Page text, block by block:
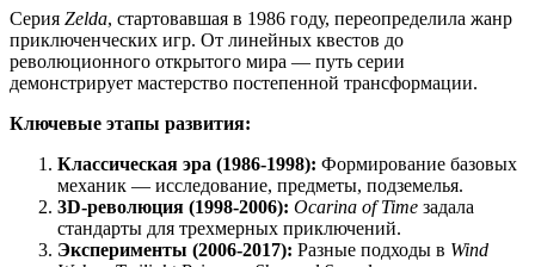
Серия Zelda, стартовавшая в 1986 году, переопределила жанр
приключенческих игр. От линейных квестов до
революционного открытого мира — путь серии
демонстрирует мастерство постепенной трансформации.
Ключевые этапы развития:
Классическая эра (1986-1998): Формирование базовых
механик — исследование, предметы, подземелья.
3D-революция (1998-2006): Ocarina of Time задала
стандарты для трехмерных приключений.
Эксперименты (2006-2017): Разные подходы в Wind